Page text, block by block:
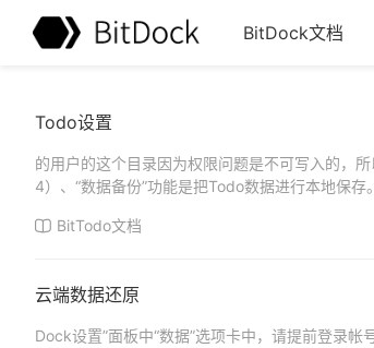
BitDock文档
Todo设置
的用户的这个目录因为权限问题是不可写入的，
4）、“数据备份”功能是把Todo数据进行本地保存
BitTodo文档
云端数据还原
Dock设置”面板中“数据”选项卡中，请提前登录